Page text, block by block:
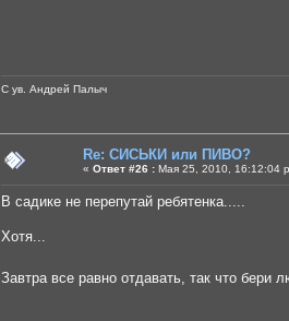
С ув. Андрей Палыч
Re: СИСЬКИ или ПИВО?
« Ответ #26 : Мая 25, 2010, 16:12:04
В садике не перепутай ребятенка.....
Хотя...
Завтра все равно отдавать, так что бери